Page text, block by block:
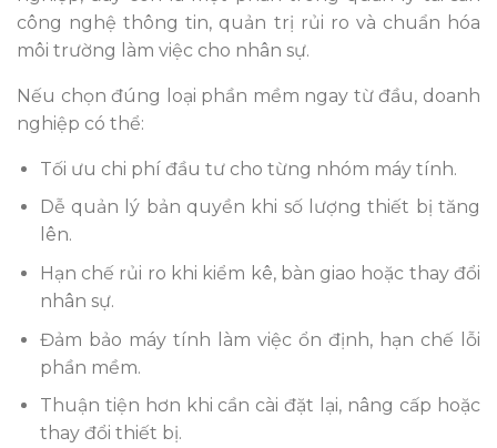
công nghệ thông tin, quản trị rủi ro và chuẩn hóa
môi trường làm việc cho nhân sự.
Nếu chọn đúng loại phần mềm ngay từ đầu, doanh
nghiệp có thể:
Tối ưu chi phí đầu tư cho từng nhóm máy tính.
Dễ quản lý bản quyền khi số lượng thiết bị tăng
lên.
Hạn chế rủi ro khi kiểm kê, bàn giao hoặc thay đổi
nhân sự.
Đảm bảo máy tính làm việc ổn định, hạn chế lỗi
phần mềm.
Thuận tiện hơn khi cần cài đặt lại, nâng cấp hoặc
thay đổi thiết bị.